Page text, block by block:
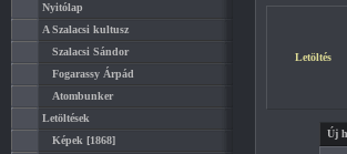
Nyitólap
A Szalacsi kultusz
Szalacsi Sándor
Fogarassy Árpád
Atombunker
Letöltések
Képek [1868]
Letöltés
Új